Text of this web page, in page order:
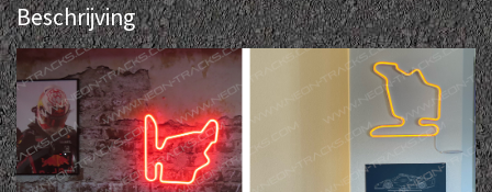
Beschrijving